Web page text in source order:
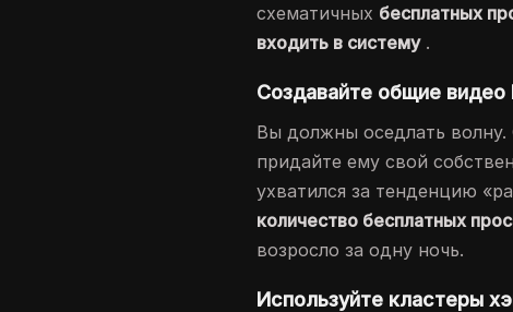
схематичных бесплатных
входить в систему.
Создавайте общие видео
Вы должны оседлать
придайте ему свой
ухватился за тенденцию
количество бесплатных
возросло за одну ночь.
Используйте кластеры